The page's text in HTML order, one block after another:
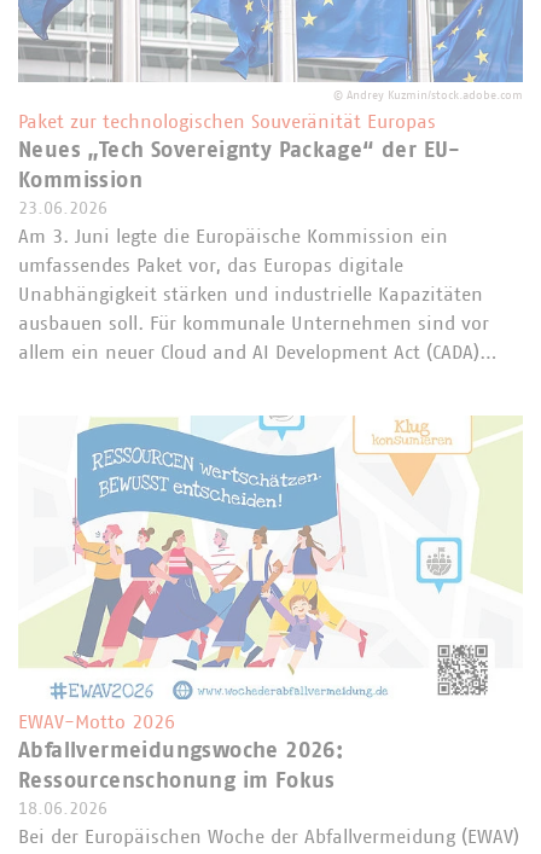
© Andrey Kuzmin/stock.adobe.com
Paket zur technologischen Souveränität Europas
Neues „Tech Sovereignty Package“ der EU-
Kommission
23.06.2026
Am 3. Juni legte die Europäische Kommission ein
umfassendes Paket vor, das Europas digitale
Unabhängigkeit stärken und industrielle Kapazitäten
ausbauen soll. Für kommunale Unternehmen sind vor
allem ein neuer Cloud and AI Development Act (CADA)…
EWAV-Motto 2026
Abfallvermeidungswoche 2026:
Ressourcenschonung im Fokus
18.06.2026
Bei der Europäischen Woche der Abfallvermeidung (EWAV)